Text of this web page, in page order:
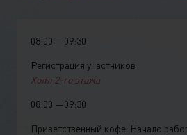
08:00 —09:30
Регистрация участников
Холл 2-го этажа
08:00 —09:30
Приветственный кофе. Начало